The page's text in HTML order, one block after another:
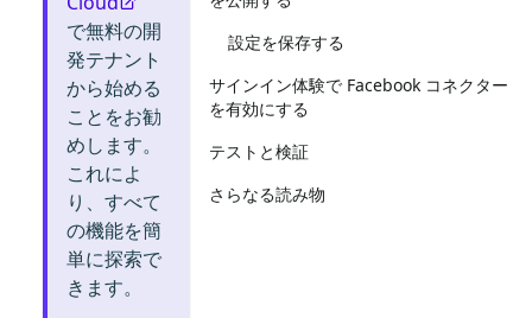
で無料の開
発テナント
から始める
ことをお勧
めします。
これによ
り、すべて
の機能を簡
単に探索で
きます。
設定を保存する
サインイン体験で Facebook コネクター
を有効にする
テストと検証
さらなる読み物